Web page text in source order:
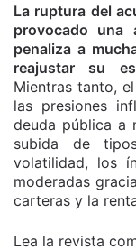
La ruptura del
provocado una
penaliza a
reajustar su
Mientras tanto,
las presiones
deuda pública a
subida de
volatilidad, los
moderadas
carteras y la
Lea la revista